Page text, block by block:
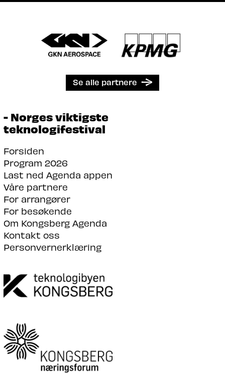
Se alle partnere
- Norges viktigste
teknologifestival
Forsiden
Program 2026
Last ned Agenda appen
Våre partnere
For arrangører
For besøkende
Om Kongsberg Agenda
Kontakt oss
Personvernerklæring